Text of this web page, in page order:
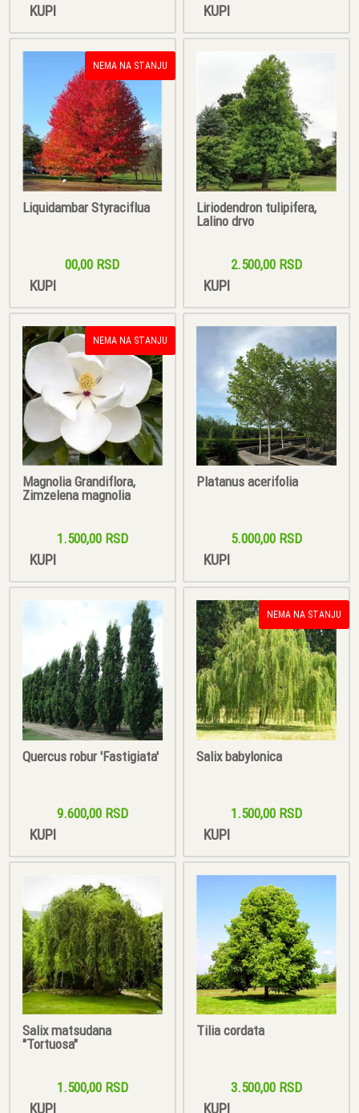
KUPI KUPI
NEMA NA STANJU
Liquidambar Styraciflua
00,00 RSD
KUPI
Liriodendron tulipifera,
Lalino drvo
2.500,00 RSD
KUPI
NEMA NA STANJU
Magnolia Grandiflora,
Zimzelena magnolia
1.500,00 RSD
KUPI
Platanus acerifolia
5.000,00 RSD
KUPI
Quercus robur 'Fastigiata'
9.600,00 RSD
KUPI
NEMA NA STANJU
Salix babylonica
1.500,00 RSD
KUPI
Salix matsudana
"Tortuosa"
1.500,00 RSD
KUPI
Tilia cordata
3.500,00 RSD
KUPI